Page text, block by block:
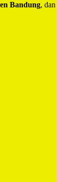
Bandung, dan